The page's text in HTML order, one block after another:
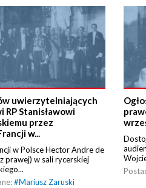
uwierzytelniających
Stanisławowi
przez
w...
w Polsce Hector Andre de
prawej) w sali rycerskiej
#Mariusz Zaruski